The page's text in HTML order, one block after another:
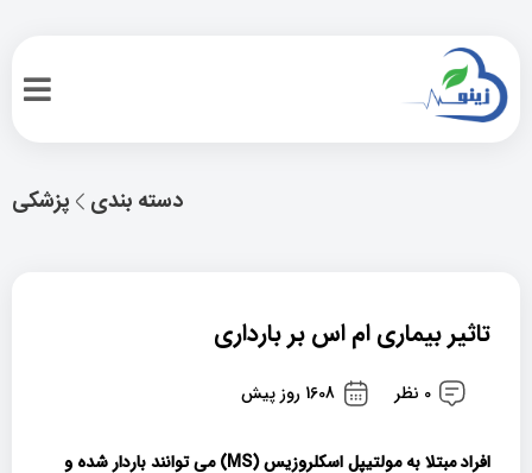
پزشکی دسته بندی
تاثیر بیماری ام اس بر بارداری
0 نظر 1608 روز پیش
افراد مبتلا به مولتیپل اسکلروزیس (MS) می توانند باردار شده و